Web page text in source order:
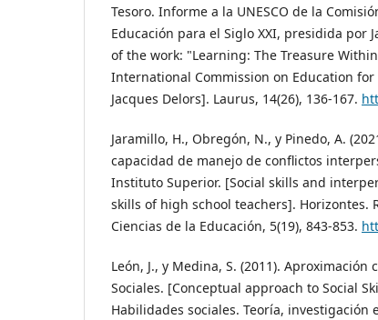
Tesoro. Informe a la UNESCO de la
Educación para el Siglo XXI, presidida por
of the work: "Learning: The Treasure
International Commission on Education
Jacques Delors]. Laurus, 14(26), 136-167.
Jaramillo, H., Obregón, N., y Pinedo, A.
capacidad de manejo de conflictos
Instituto Superior. [Social skills and
skills of high school teachers]. Horizontes.
Ciencias de la Educación, 5(19), 843-853.
León, J., y Medina, S. (2011).
Sociales. [Conceptual approach to Social
Habilidades sociales. Teoría, investigación